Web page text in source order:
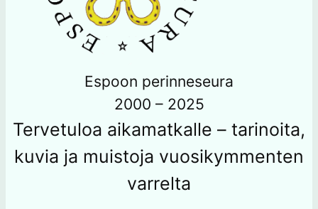
Espoon perinneseura
2000 – 2025
Tervetuloa aikamatkalle – tarinoita,
kuvia ja muistoja vuosikymmenten
varrelta